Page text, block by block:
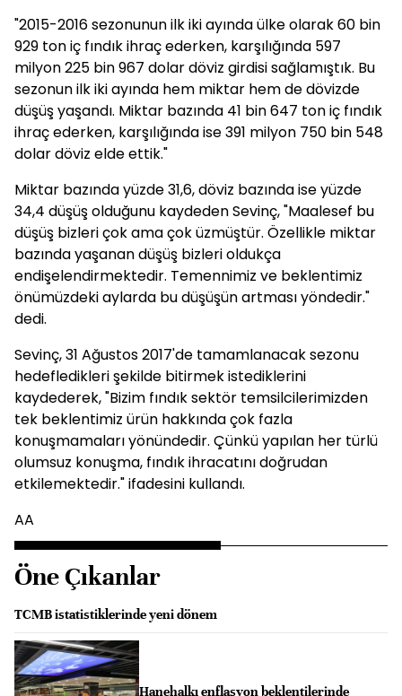
"2015-2016 sezonunun ilk iki ayında ülke olarak 60 bin
929 ton iç fındık ihraç ederken, karşılığında 597
milyon 225 bin 967 dolar döviz girdisi sağlamıştık. Bu
sezonun ilk iki ayında hem miktar hem de dövizde
düşüş yaşandı. Miktar bazında 41 bin 647 ton iç fındık
ihraç ederken, karşılığında ise 391 milyon 750 bin 548
dolar döviz elde ettik."
Miktar bazında yüzde 31,6, döviz bazında ise yüzde
34,4 düşüş olduğunu kaydeden Sevinç, "Maalesef bu
düşüş bizleri çok ama çok üzmüştür. Özellikle miktar
bazında yaşanan düşüş bizleri oldukça
endişelendirmektedir. Temennimiz ve beklentimiz
önümüzdeki aylarda bu düşüşün artması yöndedir."
dedi.
Sevinç, 31 Ağustos 2017'de tamamlanacak sezonu
hedefledikleri şekilde bitirmek istediklerini
kaydederek, "Bizim fındık sektör temsilcilerimizden
tek beklentimiz ürün hakkında çok fazla
konuşmamaları yönündedir. Çünkü yapılan her türlü
olumsuz konuşma, fındık ihracatını doğrudan
etkilemektedir." ifadesini kullandı.
AA
Öne Çıkanlar
TCMB istatistiklerinde yeni dönem
Hanehalkı enflasyon beklentilerinde